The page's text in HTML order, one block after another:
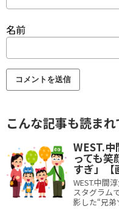
名前
こんな記事も読ま
WEST.
っても
すぎ」【
WEST.中間
スタグラム
影した“兄